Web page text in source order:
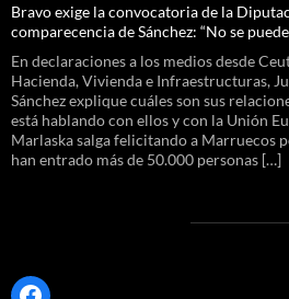
Bravo exige la convocatoria de la
comparecencia de Sánchez: “No se
En declaraciones a los medios desde
Hacienda, Vivienda e Infraestructuras,
Sánchez explique cuáles son sus
está hablando con ellos y con la Unión
Marlaska salga felicitando a Marruecos
han entrado más de 50.000 personas […]